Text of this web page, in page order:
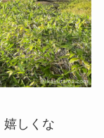
しくな